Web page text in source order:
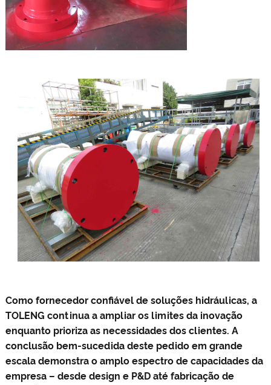
Como fornecedor confiável de soluções hidráulicas, a
TOLENG continua a ampliar os limites da inovação
enquanto prioriza as necessidades dos clientes. A
conclusão bem-sucedida deste pedido em grande
escala demonstra o amplo espectro de capacidades da
empresa – desde design e P&D até fabricação de